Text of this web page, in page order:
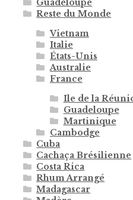
Guadeloupe
Reste du Monde
Vietnam
Italie
États-Unis
Australie
France
Ile de la
Guadeloupe
Martinique
Cambodge
Cuba
Cachaça Brésilienne
Costa Rica
Rhum Arrangé
Madagascar